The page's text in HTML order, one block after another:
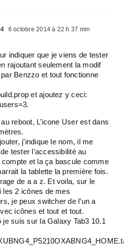
6 octobre 2014 à 22 h 37 min
indiquer que je viens de tester
rajoutant seulement la modif
Benzzo et tout fonctionne
et ajoutez y ceci:
reboot, L’icone User est dans
j’indique le nom, il me
tester l’accessibilité au
compte et la ça bascule comme
la tablette la première fois.
de a a z. Et voila, sur le
les 2 icônes de mes
je peux switcher de l’un a
icônes et tout et tout.
je suis sur la Galaxy Tab3 10.1